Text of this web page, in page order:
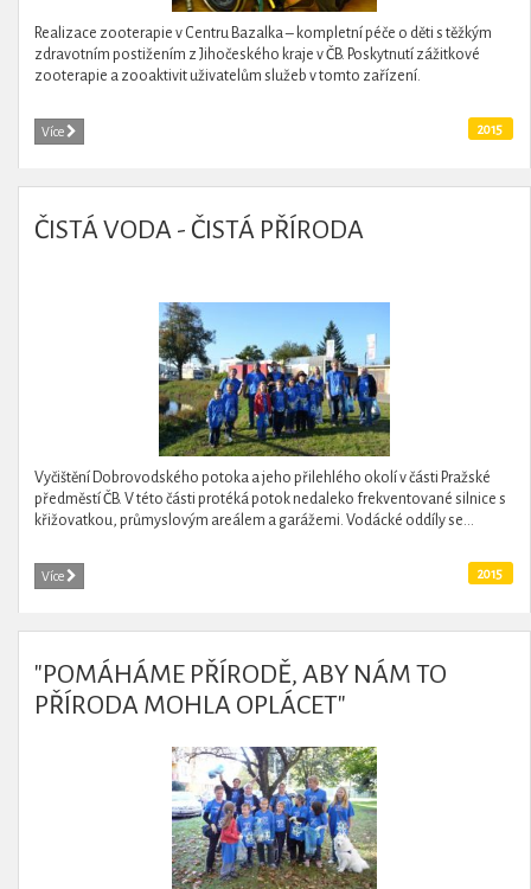
Realizace zooterapie v Centru Bazalka – kompletní péče o děti s těžkým
zdravotním postižením z Jihočeského kraje v ČB. Poskytnutí zážitkové
zooterapie a zooaktivit uživatelům služeb v tomto zařízení.
Více 2015
ČISTÁ VODA - ČISTÁ PŘÍRODA
Vyčištění Dobrovodského potoka a jeho přilehlého okolí v části Pražské
předměstí ČB. V této části protéká potok nedaleko frekventované silnice s
křižovatkou, průmyslovým areálem a garážemi. Vodácké oddíly se...
Více 2015
"POMÁHÁME PŘÍRODĚ, ABY NÁM TO
PŘÍRODA MOHLA OPLÁCET"